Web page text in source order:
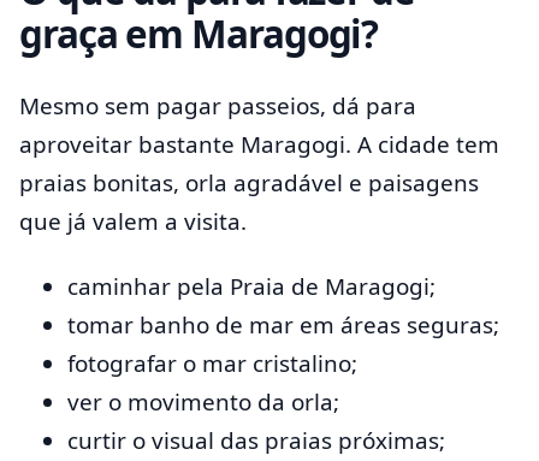
graça em Maragogi?
Mesmo sem pagar passeios, dá para
aproveitar bastante Maragogi. A cidade tem
praias bonitas, orla agradável e paisagens
que já valem a visita.
caminhar pela Praia de Maragogi;
tomar banho de mar em áreas seguras;
fotografar o mar cristalino;
ver o movimento da orla;
curtir o visual das praias próximas;